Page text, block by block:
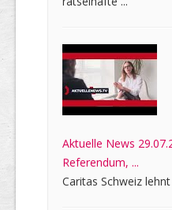
Aktuelle News
Referendum, ...
Caritas Schweiz